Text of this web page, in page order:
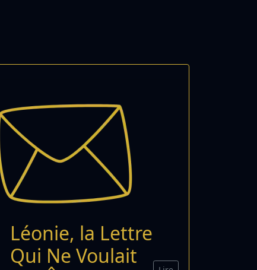
Léonie, la Lettre
Qui Ne Voulait